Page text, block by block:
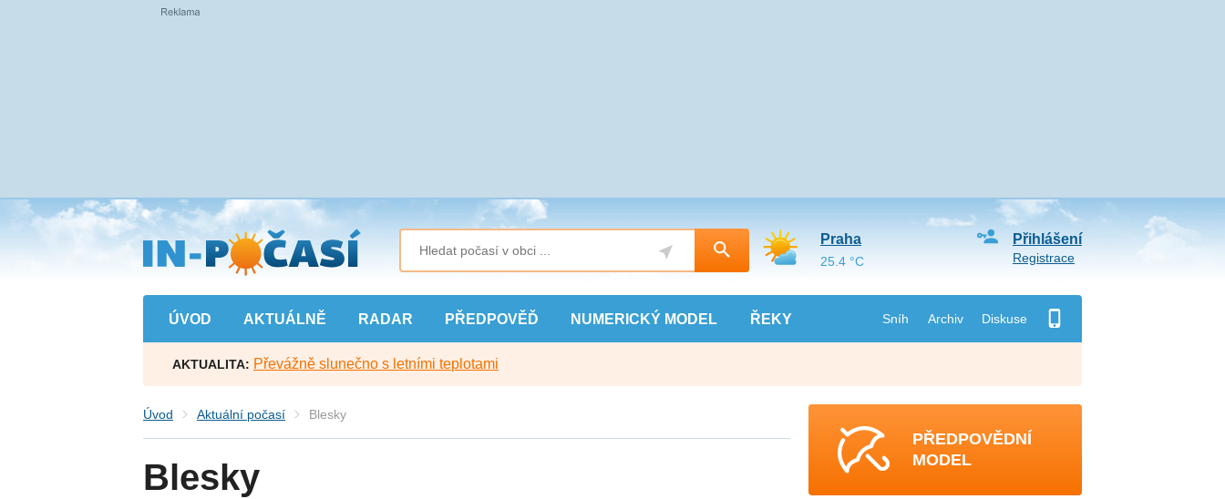
Přejít
na
hlavní
obsah
ÚVOD AKTUÁLNĚ RADAR PŘEDPOVĚĎ NUMERICKÝ MODEL ŘEKY Sníh Archiv Diskuse
Přihlášení
Registrace
Praha
25.4 °C
AKTUALITA: Převážně slunečno s letními teplotami
Úvod Aktuální počasí Blesky
Blesky
PŘEDPOVĚDNÍ
MODEL